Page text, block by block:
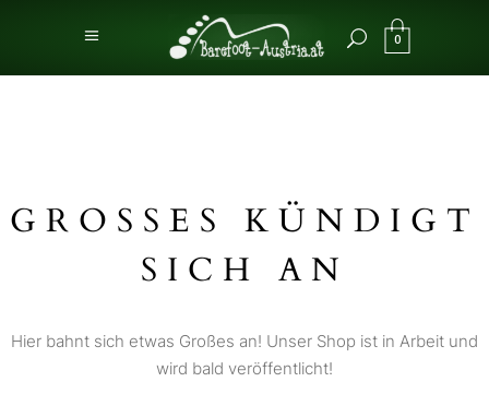
0
GROSSES KÜNDIGT S
ICH AN
Hier bahnt sich etwas Großes an! Unser Shop ist in Arbeit und
wird bald veröffentlicht!